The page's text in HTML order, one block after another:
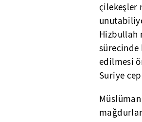
çilekeşler
Hizbullah
sürecinde
edilmesi
Suriye